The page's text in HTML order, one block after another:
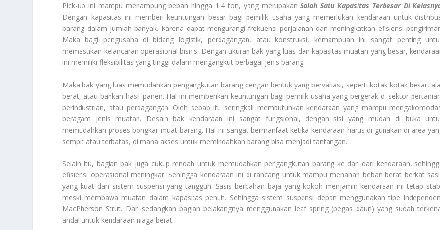
Pick-up ini mampu menampung beban hingga 1,4 ton, yang merupakanSalah Satu Kapasitas Terbesar Di
Dengan kapasitas ini memberi keuntungan besar bagi pemilik usaha yang memerlukan kendaraan untuk
barang dalam jumlah banyak. Karena dapat mengurangi frekuensi perjalanan dan meningkatkan efisiensi
Maka bagi pengusaha di bidang logistik, perdagangan, atau konstruksi, kemampuan ini sangat penting
memastikan kelancaran operasional bisnis. Dengan ukuran bak yang luas dan kapasitas muatan yang besar,
ini memiliki fleksibilitas yang tinggi dalam mengangkut berbagai jenis barang.
Maka bak yang luas memudahkan pengangkutan barang dengan bentuk yang bervariasi, seperti kotak-kotak besar,
berat, atau bahkan hasil panen. Hal ini memberikan keuntungan bagi pemilik usaha yang bergerak di sektor
perindustrian, atau perdagangan. Oleh sebab itu seringkali membutuhkan kendaraan yang mampu
beragam jenis muatan. Desain bak kendaraan ini sangat fungsional, dengan sisi yang mudah di buka
memudahkan proses bongkar muat barang. Hal ini sangat bermanfaat ketika kendaraan harus di gunakan di area
sempit atau terbatas, di mana akses untuk memindahkan barang bisa menjadi tantangan.
Selain itu, bagian bak juga cukup rendah untuk memudahkan pengangkutan barang ke dan dari kendaraan,
efisiensi operasional meningkat. Sehingga kendaraan ini di rancang untuk mampu menahan beban berat berkat
yang kuat dan sistem suspensi yang tangguh. Sasis berbahan baja yang kokoh menjamin kendaraan ini tetap
meski membawa muatan dalam kapasitas penuh. Sehingga sistem suspensi depan menggunakan tipe
MacPherson Strut. Dan sedangkan bagian belakangnya menggunakan leaf spring (pegas daun) yang sudah
andal untuk kendaraan niaga berat.